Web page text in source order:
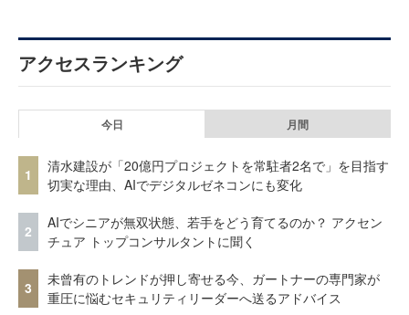
アクセスランキング
今日 月間
1
清水建設が「20億円プロジェクトを常駐者2名で」を目指す
切実な理由、AIでデジタルゼネコンにも変化
2
AIでシニアが無双状態、若手をどう育てるのか？ アクセン
チュア トップコンサルタントに聞く
3
未曾有のトレンドが押し寄せる今、ガートナーの専門家が
重圧に悩むセキュリティリーダーへ送るアドバイス